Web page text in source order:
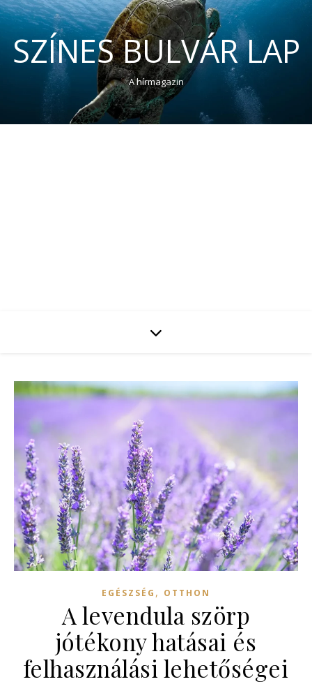
SZÍNES BULVÁR LAP
A hírmagazin
EGÉSZSÉG , OTTHON
A levendula szörp
jótékony hatásai és
felhasználási lehetőségei